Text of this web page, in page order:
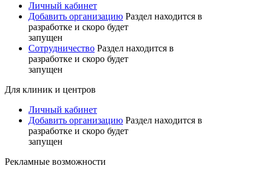
Личный кабинет
Добавить организацию Раздел находится в
разработке и скоро будет
запущен
Сотрудничество Раздел находится в
разработке и скоро будет
запущен
Для клиник и центров
Личный кабинет
Добавить организацию Раздел находится в
разработке и скоро будет
запущен
Рекламные возможности